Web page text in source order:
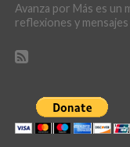
Avanza por Más es
reflexiones y